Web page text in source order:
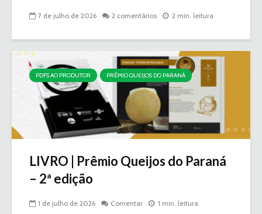
7 de julho de 2026 2 comentários 2 min. leitura
PDFS AO PRODUTOR PRÊMIO QUEIJOS DO PARANÁ
LIVRO | Prêmio Queijos do Paraná
– 2ª edição
1 de julho de 2026 Comentar 1 min. leitura